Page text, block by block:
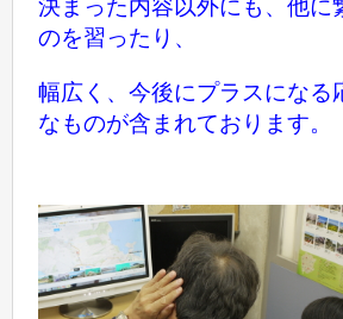
決まった内容以外にも、他に
のを習ったり、
幅広く、今後にプラスになる
なものが含まれております。